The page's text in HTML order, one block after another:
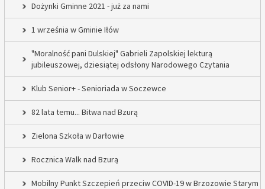
Dożynki Gminne 2021 - już za nami
1 września w Gminie Iłów
"Moralność pani Dulskiej" Gabrieli Zapolskiej lekturą
jubileuszowej, dziesiątej odsłony Narodowego Czytania
Klub Senior+ - Senioriada w Soczewce
82 lata temu... Bitwa nad Bzurą
Zielona Szkoła w Darłowie
Rocznica Walk nad Bzurą
Mobilny Punkt Szczepień przeciw COVID-19 w Brzozowie Starym